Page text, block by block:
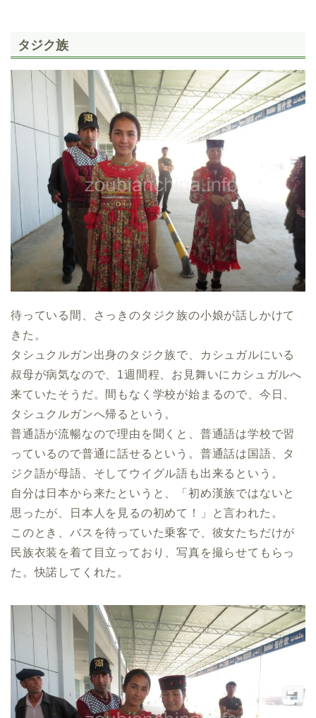
タジク族
待っている間、さっきのタジク族の小娘が話しかけて
きた。
タシュクルガン出身のタジク族で、カシュガルにいる
叔母が病気なので、1週間程、お見舞いにカシュガルへ
来ていたそうだ。間もなく学校が始まるので、今日、
タシュクルガンへ帰るという。
普通語が流暢なので理由を聞くと、普通語は学校で習
っているので普通に話せるという。普通話は国語、タ
ジク語が母語、そしてウイグル語も出来るという。
自分は日本から来たというと、「初め漢族ではないと
思ったが、日本人を見るの初めて！」と言われた。
このとき、バスを待っていた乗客で、彼女たちだけが
民族衣装を着て目立っており、写真を撮らせてもらっ
た。快諾してくれた。